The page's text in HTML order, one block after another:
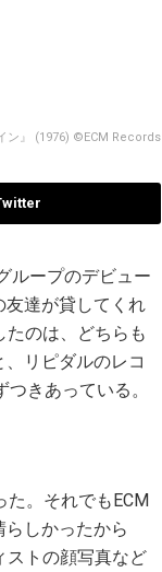
ン』 (1976) ©ECM Records
ループのデビュー
友達が貸してくれ
のは、どちらも
リピダルのレコ
きあっている。
。それでもECM
しかったから
ストの顔写真など